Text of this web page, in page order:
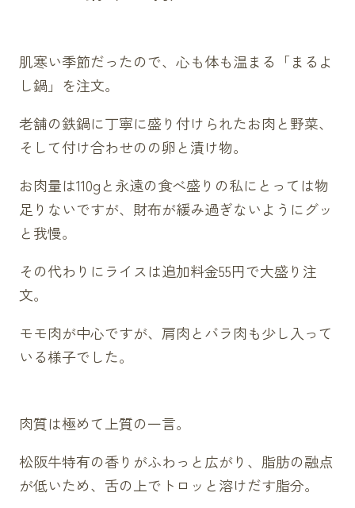
単品メニュー
松阪牛ローストビーフ（1980円）
松阪牛もつ煮（1210円）
松阪牛しぐれ煮
醬油ベース（770円）
味噌ベース（693円）
野菜サラダ（550円）
ライス（165円）
卵（60円）
アイスクリーム（255円）
像参照）
肌寒い季節だったので、心も体も温まる「まるよ
し鍋」を注文。
老舗の鉄鍋に丁寧に盛り付けられたお肉と野菜、
そして付け合わせのの卵と漬け物。
お肉量は110gと永遠の食べ盛りの私にとっては物
足りないですが、財布が緩み過ぎないようにグッ
と我慢。
その代わりにライスは追加料金55円で大盛り注
文。
モモ肉が中心ですが、肩肉とバラ肉も少し入って
いる様子でした。
肉質は極めて上質の一言。
松阪牛特有の香りがふわっと広がり、脂肪の融点
が低いため、舌の上でトロッと溶けだす脂分。